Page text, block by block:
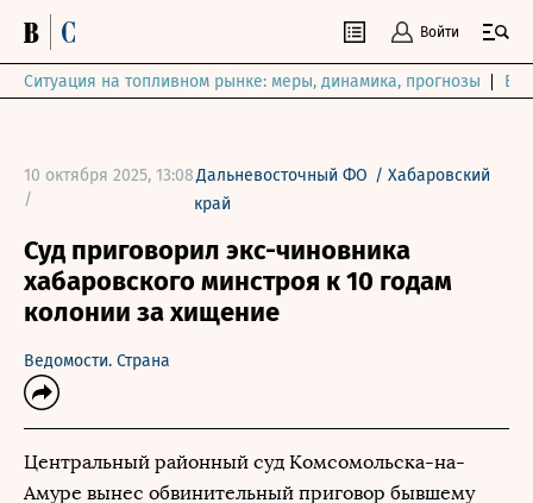
Войти
Ситуация на топливном рынке: меры, динамика, прогнозы
10 октября 2025, 13:08
/
Дальневосточный ФО /Хабаровский
край
Суд приговорил экс-чиновника
хабаровского минстроя к 10 годам
колонии за хищение
Ведомости. Страна
Центральный районный суд Комсомольска-на-
Амуре вынес обвинительный приговор бывшему